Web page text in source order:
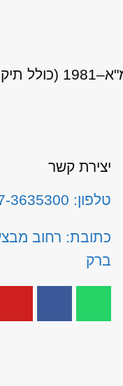
יצירת קשר
טלפון: 077-3635300
ברק